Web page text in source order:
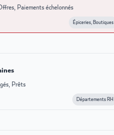
Paiements échelonnés
Épiceries, Boutiques
Prêts
Départements RH